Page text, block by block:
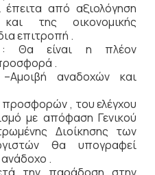
από αξιολόγηση
της οικονομικής
επιτροπή .
: Θα είναι η πλέον
.
αναδοχών και
, του ελέγχου
με απόφαση Γενικού
Διοίκησης των
θα υπογραφεί
.